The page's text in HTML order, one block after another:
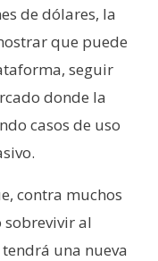
de dólares, la
que puede
seguir
donde la
casos de uso
contra muchos
al
una nueva